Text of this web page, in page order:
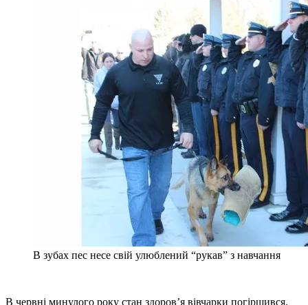
В зубах пес несе свій улюблений “рукав” з навчання
В червні минулого року стан здоров’я вівчарки погіршився.